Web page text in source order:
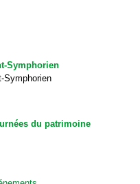
Symphorien
Symphorien
du patrimoine